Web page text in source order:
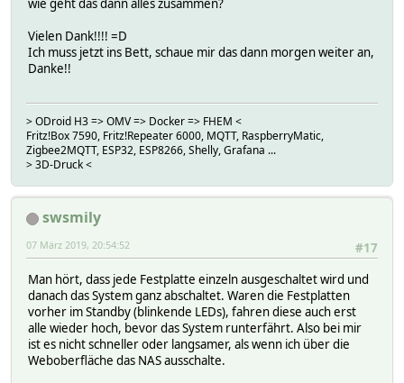
wie geht das dann alles zusammen?
Vielen Dank!!!! =D
Ich muss jetzt ins Bett, schaue mir das dann morgen weiter an,
Danke!!
> ODroid H3 => OMV => Docker => FHEM <
Fritz!Box 7590, Fritz!Repeater 6000, MQTT, RaspberryMatic,
Zigbee2MQTT, ESP32, ESP8266, Shelly, Grafana ...
> 3D-Druck <
swsmily
#17
07 März 2019, 20:54:52
Man hört, dass jede Festplatte einzeln ausgeschaltet wird und
danach das System ganz abschaltet. Waren die Festplatten
vorher im Standby (blinkende LEDs), fahren diese auch erst
alle wieder hoch, bevor das System runterfährt. Also bei mir
ist es nicht schneller oder langsamer, als wenn ich über die
Weboberfläche das NAS ausschalte.